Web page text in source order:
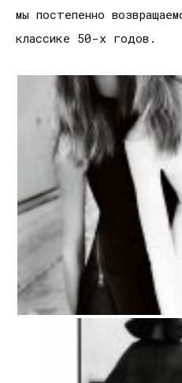
мы постепенно
классике 50-х годов.